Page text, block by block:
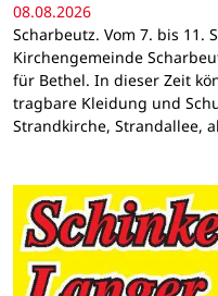
08.08.2026
Scharbeutz. Vom 7. bis 11.
Kirchengemeinde
für Bethel. In dieser Zeit
tragbare Kleidung und
Strandkirche, Strandallee,